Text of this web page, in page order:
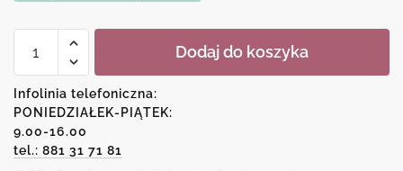
Plakat-
Dodaj do koszyka
Infolinia telefoniczna:
PONIEDZIAŁEK-PIĄTEK:
9.00-16.00
tel.: 881 31 71 81